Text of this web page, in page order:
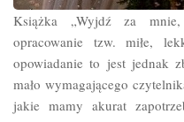
Książka „Wyjdź za
opracowanie tzw. miłe,
opowiadanie to jest jednak
mało wymagającego
jakie mamy akurat